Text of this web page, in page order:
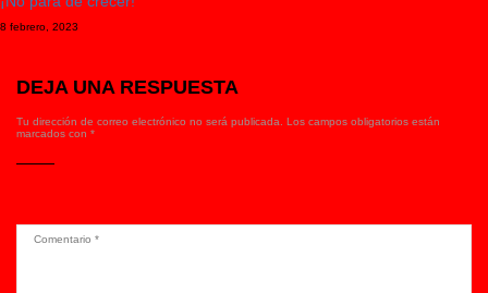
8 febrero, 2023
DEJA UNA RESPUESTA
Tu dirección de correo electrónico no será publicada.
Los campos obligatorios están
marcados con *